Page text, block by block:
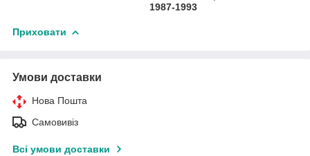
1987-1993
Приховати
Умови доставки
Нова Пошта
Самовивіз
Всі умови доставки